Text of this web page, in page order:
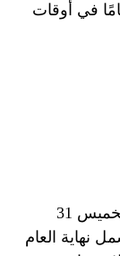
في أوقات
وفقًا للإعلان، ستبدأ العطلة الرسمية في دبي مع نهاية الدوام الرسمي ليوم الخميس 31
نهاية العام